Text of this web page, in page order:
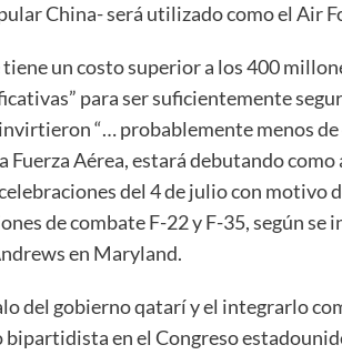
China- será utilizado como el Air
un costo superior a los 400
para ser suficientemente
“… probablemente menos
Fuerza Aérea, estará debutando
del 4 de julio con motivo
de combate F-22 y F-35, según se
en Maryland.
del gobierno qatarí y el integrarlo
bipartidista en el Congreso